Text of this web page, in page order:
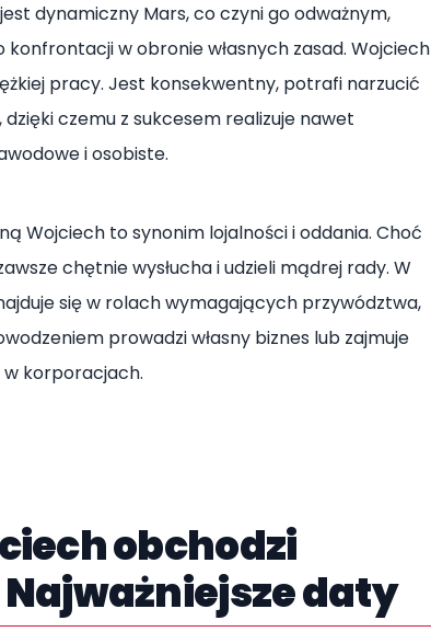
dynamiczny Mars, co czyni go odważnym,
w obronie własnych zasad. Wojciech
pracy. Jest konsekwentny, potrafi narzucić
czemu z sukcesem realizuje nawet
i osobiste.
Wojciech to synonim lojalności i oddania. Choć
chętnie wysłucha i udzieli mądrej rady. W
się w rolach wymagających przywództwa,
prowadzi własny biznes lub zajmuje
w korporacjach.
obchodzi
daty